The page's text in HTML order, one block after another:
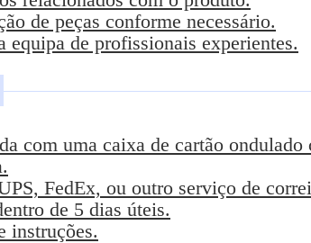
de peças conforme necessário.
equipa de profissionais experientes.
com uma caixa de cartão ondulado
FedEx, ou outro serviço de
de 5 dias úteis.
instruções.